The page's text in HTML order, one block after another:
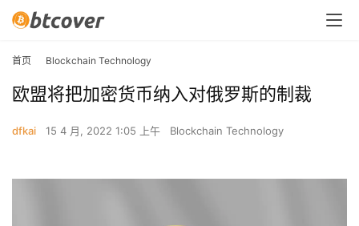
首页 Blockchain Technology
欧盟将把加密货币纳入对俄罗斯的制裁
dfkai 15 4 月, 2022 1:05 上午 Blockchain Technology